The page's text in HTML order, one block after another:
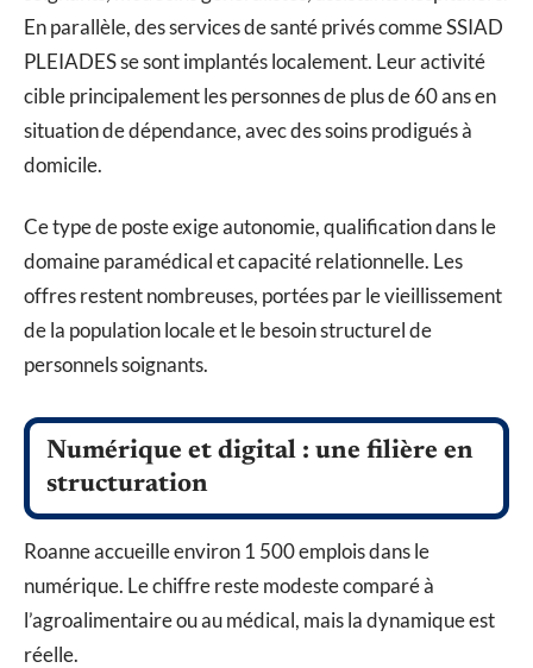
En parallèle, des services de santé privés comme SSIAD
PLEIADES se sont implantés localement. Leur activité
cible principalement les personnes de plus de 60 ans en
situation de dépendance, avec des soins prodigués à
domicile.
Ce type de poste exige autonomie, qualification dans le
domaine paramédical et capacité relationnelle. Les
offres restent nombreuses, portées par le vieillissement
de la population locale et le besoin structurel de
personnels soignants.
Numérique et digital : une filière en
structuration
Roanne accueille environ 1 500 emplois dans le
numérique. Le chiffre reste modeste comparé à
l’agroalimentaire ou au médical, mais la dynamique est
réelle.